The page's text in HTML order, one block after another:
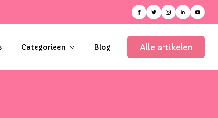
Categorieen Blog Alle artikelen